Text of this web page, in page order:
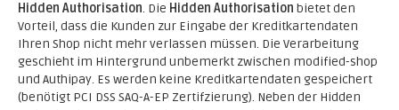
Hidden Authorisation. Die Hidden Authorisation bietet den
Vorteil, dass die Kunden zur Eingabe der Kreditkartendaten
Ihren Shop nicht mehr verlassen müssen. Die Verarbeitung
geschieht im Hintergrund unbemerkt zwischen modified-shop
und Authipay. Es werden keine Kreditkartendaten gespeichert
(benötigt PCI DSS SAQ-A-EP Zertifzierung). Neben der Hidden